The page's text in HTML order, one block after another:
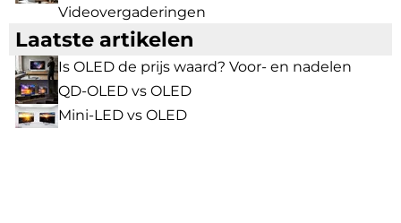
Videovergaderingen
Laatste artikelen
Is OLED de prijs waard? Voor- en nadelen
QD-OLED vs OLED
Mini-LED vs OLED